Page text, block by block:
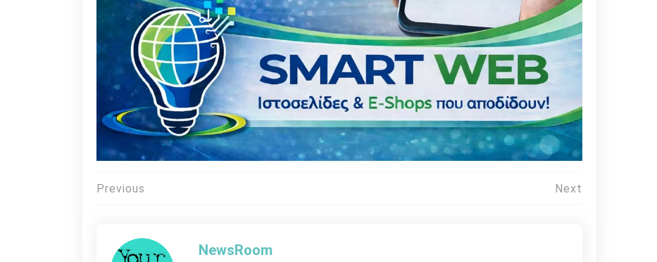
Πλοήγηση
Previous Next
NewsRoom